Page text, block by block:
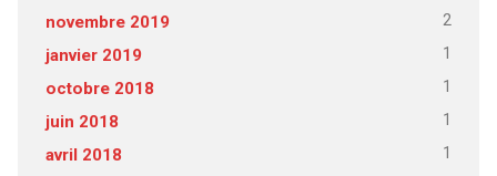
novembre 2019 2
janvier 2019 1
octobre 2018 1
juin 2018 1
avril 2018 1